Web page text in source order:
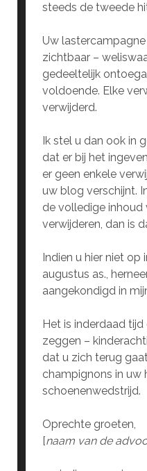
steeds de tweede
Uw
zichtbaar –
gedeeltelijk
voldoende. Elke
verwijderd.
Ik stel u dan ook in
dat er bij het
er geen enkele
uw blog verschijnt.
de volledige
verwijderen, dan is
Indien u hier niet op
augustus as.,
aangekondigd in
Het is inderdaad
zeggen –
dat u zich terug
champignons in uw
schoenenwedstrijd.
Oprechte groeten,
[naam van de